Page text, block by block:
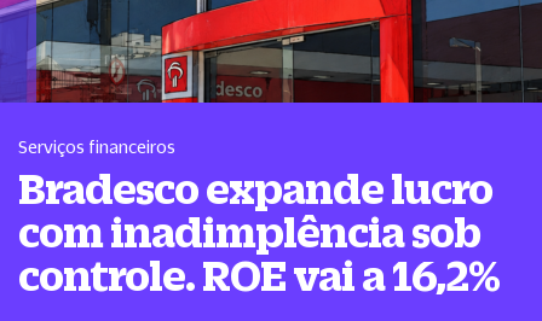
Serviços financeiros
Bradesco expande lucro
com inadimplência sob
controle. ROE vai a 16,2%